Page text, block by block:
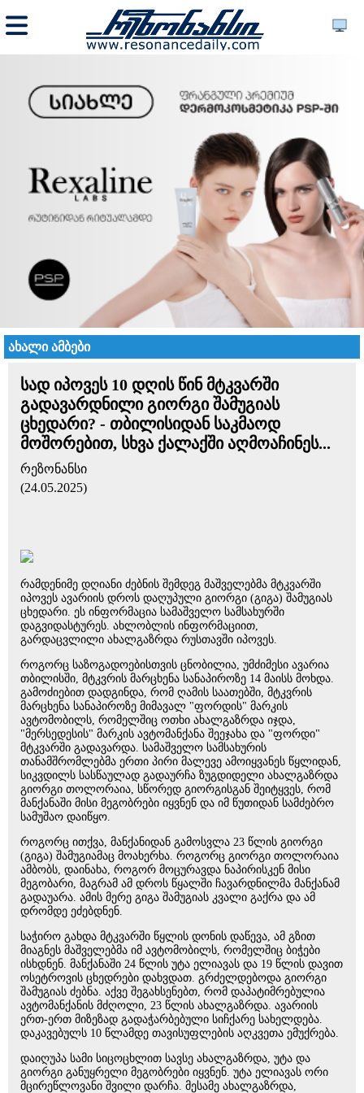
ახალი ამბები
სად იპოვეს 10 დღის წინ მტკვარში
გადავარდნილი გიორგი შამუგიას
ცხედარი? - თბილისიდან საკმაოდ
მოშორებით, სხვა ქალაქში აღმოაჩინეს...
რეზონანსი
(24.05.2025)
რამდენიმე დღიანი ძებნის შემდეგ მაშველებმა მტკვარში
იპოვეს ავარიის დროს დაღუპული გიორგი (გიგა) შამუგიას
ცხედარი. ეს ინფორმაცია სამაშველო სამსახურში
დაგვიდასტურეს. ახლობლის ინფორმაციით,
გარდაცვლილი ახალგაზრდა რუსთავში იპოვეს.
როგორც საზოგადოებისთვის ცნობილია, უმძიმესი ავარია
თბილისში, მტკვრის მარცხენა სანაპიროზე 14 მაისს მოხდა.
გამოძიებით დადგინდა, რომ ღამის საათებში, მტკვრის
მარცხენა სანაპიროზე მიმავალ "ფორდის" მარკის
ავტომობილს, რომელშიც ოთხი ახალგაზრდა იჯდა,
"მერსედესის" მარკის ავტომანქანა შეეჯახა და "ფორდი"
მტკვარში გადავარდა. სამაშველო სამსახურის
თანამშრომლებმა ერთი პირი მალევე ამოიყვანეს წყლიდან,
სიკვდილს სასწაულად გადაურჩა ზუგდიდელი ახალგაზრდა
გიორგი თოლორაია, სწორედ გიორგისგან შეიტყვეს, რომ
მანქანაში მისი მეგობრები იყვნენ და იმ წუთიდან სამძებრო
სამუშაო დაიწყო.
როგორც ითქვა, მანქანიდან გამოსვლა 23 წლის გიორგი
(გიგა) შამუგიამაც მოახერხა. როგორც გიორგი თოლორაია
ამბობს, დაინახა, როგორ მოცურავდა ნაპირისკენ მისი
მეგობარი, მაგრამ ამ დროს წყალში ჩავარდნილმა მანქანამ
გადაუარა. ამის მერე გიგა შამუგიას კვალი გაქრა და ამ
დრომდე ეძებდნენ.
საჭირო გახდა მტკვარში წყლის დონის დაწევა, ამ გზით
მიაგნეს მაშველებმა იმ ავტომობილს, რომელშიც ბიჭები
ისხდნენ. მანქანაში 24 წლის უტა ელიავას და 19 წლის დავით
ოსეტროვის ცხედრები დახვდათ. გრძელდებოდა გიორგი
შამუგიას ძებნა. აქვე შეგახსენებთ, რომ დაპატიმრებულია
ავტომანქანის მძღოლი, 23 წლის ახალგაზრდა. ავარიის
ერთ-ერთ მიზეზად გადაჭარბებული სიჩქარე სახელდება.
დაკავებულს 10 წლამდე თავისუფლების აღკვეთა ემუქრება.
დაიღუპა სამი სიცოცხლით სავსე ახალგაზრდა, უტა და
გიორგი განუყრელი მეგობრები იყვნენ. უტა ელიავას ორი
მცირეწლოვანი შვილი დარჩა. მესამე ახალგაზრდა,